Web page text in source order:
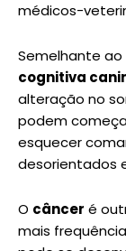
médicos-
Semelhante ao
cognitiva
alteração no
podem
esquecer
desorientados
O câncer é
mais